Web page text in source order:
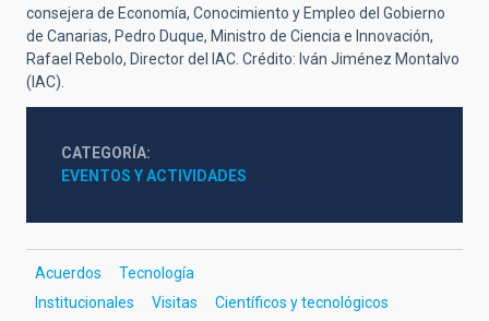
consejera de Economía, Conocimiento y Empleo del Gobierno
de Canarias, Pedro Duque, Ministro de Ciencia e Innovación,
Rafael Rebolo, Director del IAC. Crédito: Iván Jiménez Montalvo
(IAC).
CATEGORÍA
EVENTOS Y ACTIVIDADES
Acuerdos
Tecnología
Institucionales
Visitas
Científicos y tecnológicos